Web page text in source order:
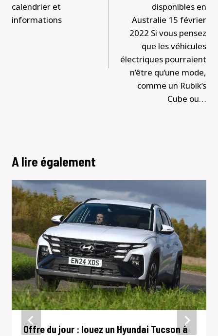
calendrier et
informations
disponibles en
Australie 15 février
2022 Si vous pensez
que les véhicules
électriques pourraient
n’être qu’une mode,
comme un Rubik’s
Cube ou…
A lire également
Offre du jour : louez un Hyundai Tucson à